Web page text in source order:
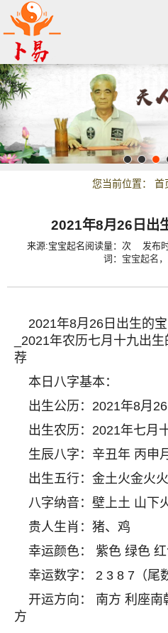
您当前位置： 首
2021年8月26日出
来源:宝宝起名 阅读量： 次 发布
词： 宝宝起名，
2021年8月26日出生的
_2021年农历七月十九出
荐
本日八字基本：
出生公历：2021年8月
出生农历：2021年七月
生辰八字：辛丑年 丙申
出生五行：金土火金火
八字纳音：壁上土 山下
贵人生肖：猪、鸡
幸运颜色： 紫色 绿色
幸运数字： 2 3 8 7（尾
开运方向： 南方 利座
方